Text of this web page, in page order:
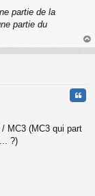
partie de la
partie du
au
MC3 (MC3 qui part
?)